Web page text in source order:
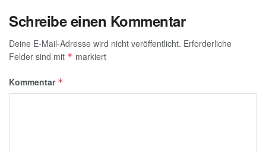
Schreibe einen Kommentar
Deine E-Mail-Adresse wird nicht veröffentlicht. Erforderliche
Felder sind mit * markiert
Kommentar *